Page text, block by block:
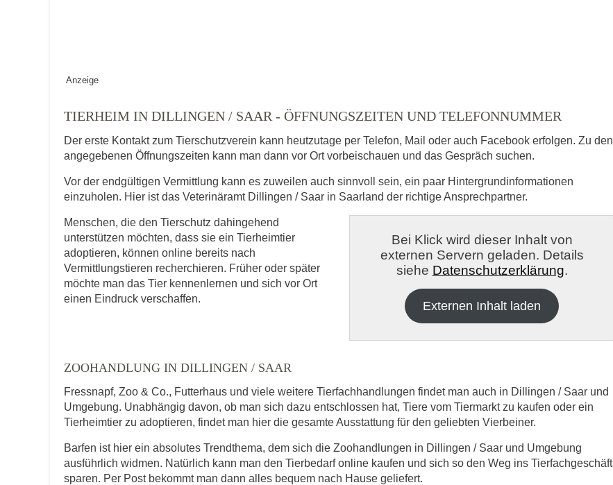
Kontaktdaten des Besitzers
Diese Daten werden zu Kontaktaufnahme veröffentlicht.
E-Mail-Adresse
Mit Absenden der Daten akzeptiere ich dieDatenschutzbedinungen..
ABSENDEN
Anzeige
TIERHEIM IN DILLINGEN / SAAR - ÖFFNUNGSZEITEN UND TELEFONNUMMER
Der erste Kontakt zum Tierschutzverein kann heutzutage per Telefon, Mail oder auch Facebook erfolgen. Zu den
angegebenen Öffnungszeiten kann man dann vor Ort vorbeischauen und das Gespräch suchen.
Vor der endgültigen Vermittlung kann es zuweilen auch sinnvoll sein, ein paar Hintergrundinformationen
einzuholen. Hier ist das Veterinäramt Dillingen / Saar in Saarland der richtige Ansprechpartner.
Menschen, die den Tierschutz dahingehend
unterstützen möchten, dass sie ein Tierheimtier
adoptieren, können online bereits nach
Vermittlungstieren recherchieren. Früher oder später
möchte man das Tier kennenlernen und sich vor Ort
einen Eindruck verschaffen.
Bei Klick wird dieser Inhalt von
externen Servern geladen. Details
siehe Datenschutzerklärung.
Externen Inhalt laden
ZOOHANDLUNG IN DILLINGEN / SAAR
Fressnapf, Zoo & Co., Futterhaus und viele weitere Tierfachhandlungen findet man auch in Dillingen / Saar und
Umgebung. Unabhängig davon, ob man sich dazu entschlossen hat, Tiere vom Tiermarkt zu kaufen oder ein
Tierheimtier zu adoptieren, findet man hier die gesamte Ausstattung für den geliebten Vierbeiner.
Barfen ist hier ein absolutes Trendthema, dem sich die Zoohandlungen in Dillingen / Saar und Umgebung
ausführlich widmen. Natürlich kann man den Tierbedarf online kaufen und sich so den Weg ins Tierfachgeschäft
sparen. Per Post bekommt man dann alles bequem nach Hause geliefert.